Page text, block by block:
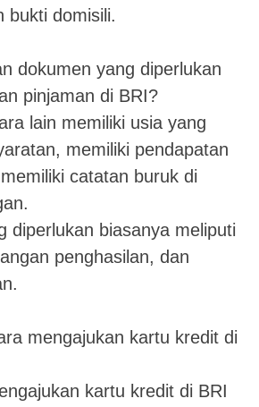
bukti domisili.
dokumen yang diperlukan
pinjaman di BRI?
lain memiliki usia yang
memiliki pendapatan
catatan buruk di
diperlukan biasanya meliputi
penghasilan, dan
mengajukan kartu kredit di
kartu kredit di BRI